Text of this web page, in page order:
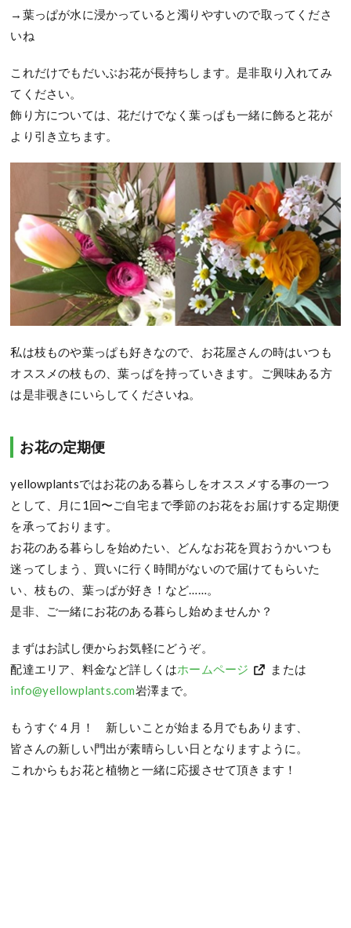
→葉っぱが水に浸かっていると濁りやすいので取ってくださ
いね
これだけでもだいぶお花が長持ちします。是非取り入れてみ
てください。
飾り方については、花だけでなく葉っぱも一緒に飾ると花が
より引き立ちます。
私は枝ものや葉っぱも好きなので、お花屋さんの時はいつも
オススメの枝もの、葉っぱを持っていきます。ご興味ある方
は是非覗きにいらしてくださいね。
お花の定期便
yellowplantsではお花のある暮らしをオススメする事の一つ
として、月に1回〜ご自宅まで季節のお花をお届けする定期便
を承っております。
お花のある暮らしを始めたい、どんなお花を買おうかいつも
迷ってしまう、買いに行く時間がないので届けてもらいた
い、枝もの、葉っぱが好き！など……。
是非、ご一緒にお花のある暮らし始めませんか？
まずはお試し便からお気軽にどうぞ。
配達エリア、料金など詳しくはホームページ
または
info@yellowplants.com岩澤まで。
もうすぐ４月！ 新しいことが始まる月でもあります、
皆さんの新しい門出が素晴らしい日となりますように。
これからもお花と植物と一緒に応援させて頂きます！